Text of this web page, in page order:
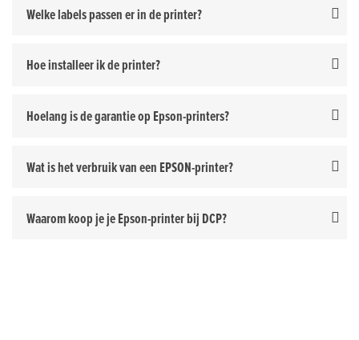
Welke labels passen er in de printer?
Hoe installeer ik de printer?
Hoelang is de garantie op Epson-printers?
Wat is het verbruik van een EPSON-printer?
Waarom koop je je Epson-printer bij DCP?